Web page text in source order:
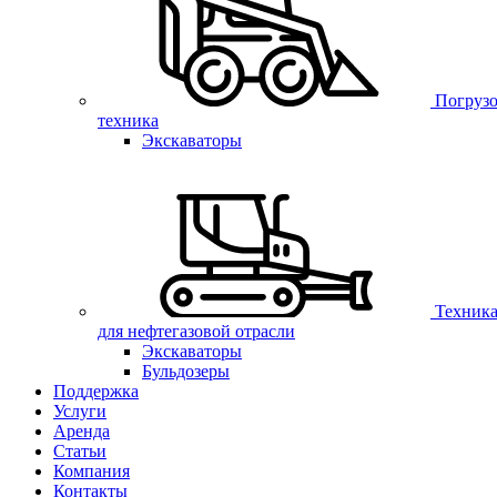
техника
Экскаваторы
Техника
для нефтегазовой отрасли
Экскаваторы
Бульдозеры
Поддержка
Услуги
Аренда
Статьи
Компания
Контакты